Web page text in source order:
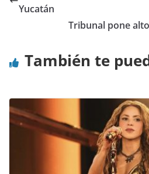
Yucatán
Tribunal pone
También te